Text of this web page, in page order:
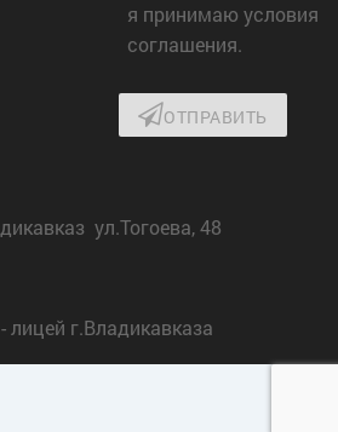
я принимаю условия
соглашения.
ОТПРАВИТЬ
ул.Тогоева, 48
г.Владикавказа